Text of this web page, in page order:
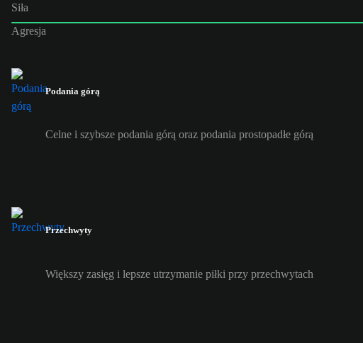
Siła
Agresja
Podania górą
Celne i szybsze podania górą oraz podania prostopadłe górą
Przechwyty
Większy zasięg i lepsze utrzymanie piłki przy przechwytach